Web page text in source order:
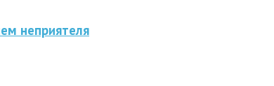
неприятеля